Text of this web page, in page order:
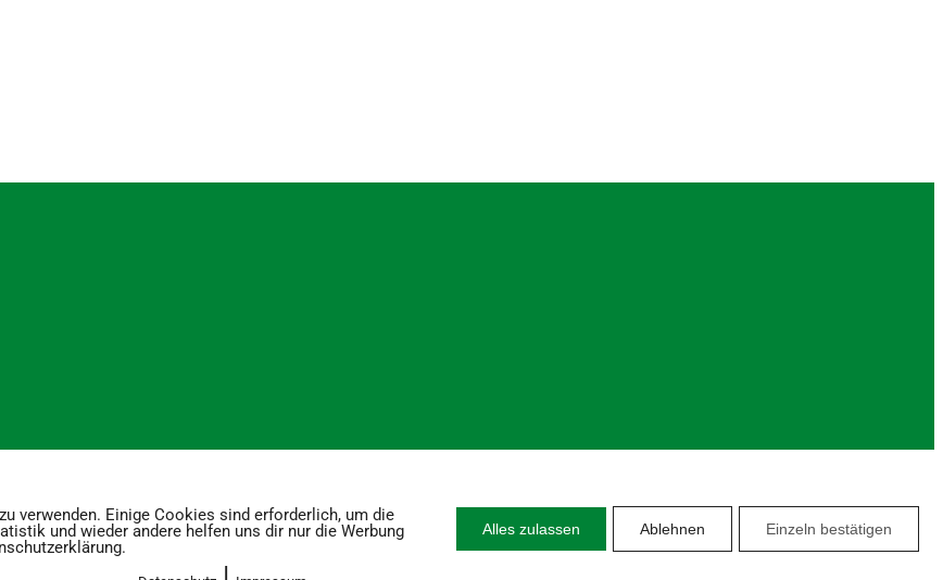
verwenden. Einige Cookies sind erforderlich, um die
und wieder andere helfen uns dir nur die Werbung
Alles zulassen Ablehnen Einzeln bestätigen